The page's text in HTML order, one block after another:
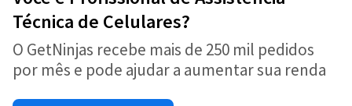
Técnica de Celulares?
O GetNinjas recebe mais de 250 mil pedidos
por mês e pode ajudar a aumentar sua renda